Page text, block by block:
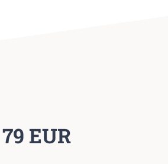
EUR